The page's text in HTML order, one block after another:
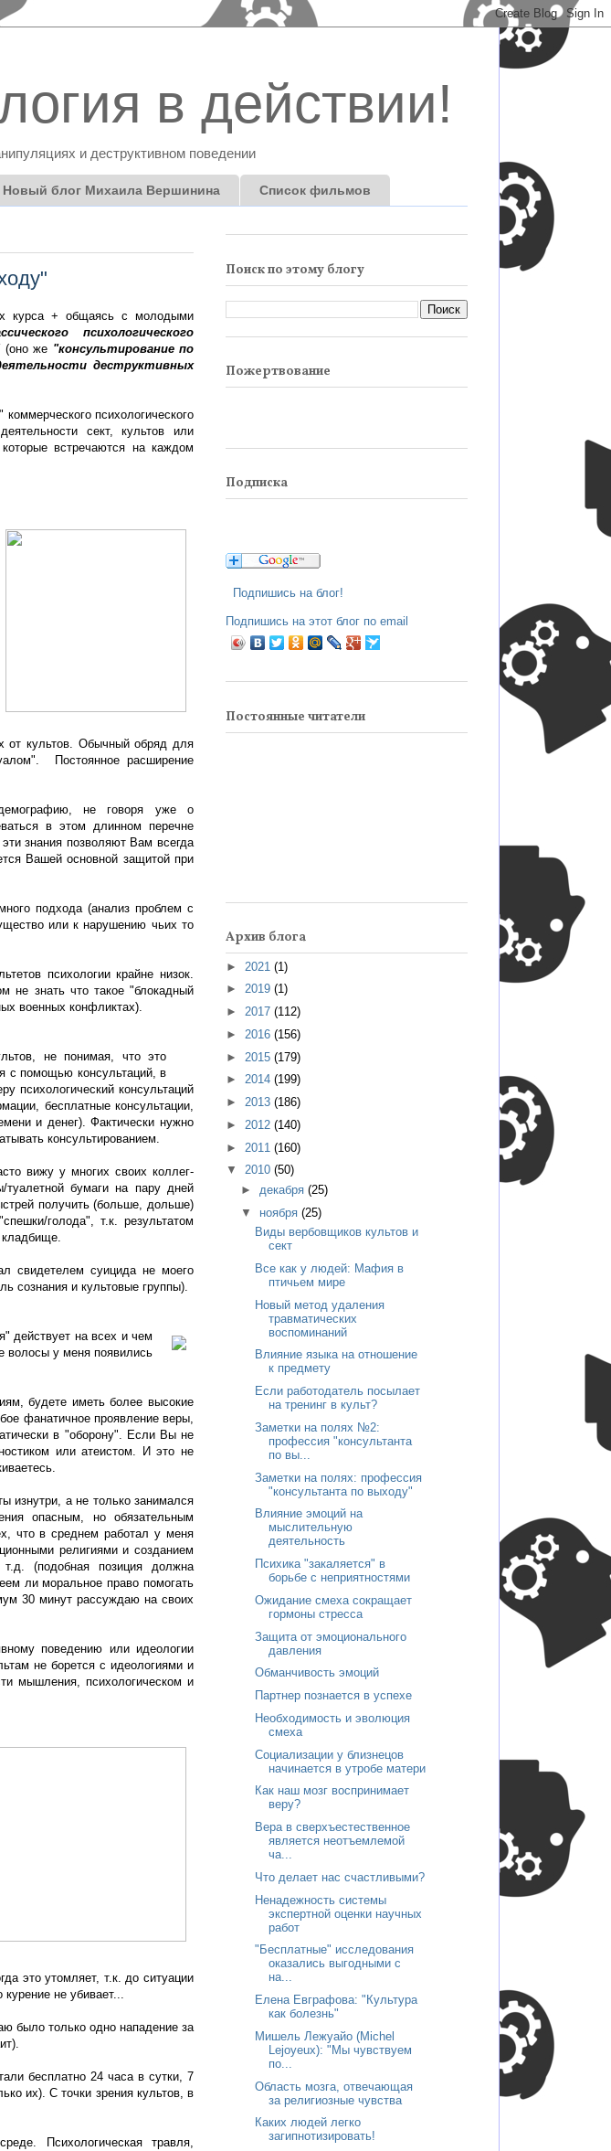
в действии!
и деструктивном поведении
Новый блог Михаила Вершинина Список фильмов
курса + общаясь с молодыми
психологического
(оно же "консультирование по
деструктивных
психологического
сект, культов или
встречаются на каждом
от культов. Обычный обряд для
Постоянное расширение
не говоря уже о
в этом длинном перечне
знания позволяют Вам всегда
Вашей основной защитой при
подхода (анализ проблем с
или к нарушению чьих то
психологии крайне низок.
не знать что такое "блокадный
военных конфликтах).
не понимая, что это
с помощью консультаций, в
психологический консультаций
бесплатные консультации,
и денег). Фактически нужно
консультированием.
вижу у многих своих коллег-
бумаги на пару дней
получить (больше, дольше)
голода", т.к. результатом
кладбище.
свидетелем суицида не моего
сознания и культовые группы).
действует на всех и чем
волосы у меня появились
будете иметь более высокие
фанатичное проявление веры,
в "оборону". Если Вы не
или атеистом. И это не
изнутри, а не только занимался
опасным, но обязательным
что в среднем работал у меня
религиями и созданием
(подобная позиция должна
ли моральное право помогать
30 минут рассуждаю на своих
поведению или идеологии
не борется с идеологиями и
мышления, психологическом и
это утомляет, т.к. до ситуации
не убивает...
было только одно нападение за
бесплатно 24 часа в сутки, 7
их). С точки зрения культов, в
Психологическая травля,
Поиск по этому блогу
Пожертвование
Подписка
Подпишись на блог!
Подпишись на этот блог по email
Постоянные читатели
Архив блога
► 2021 (1)
► 2019 (1)
► 2017 (112)
► 2016 (156)
► 2015 (179)
► 2014 (199)
► 2013 (186)
► 2012 (140)
► 2011 (160)
▼ 2010 (50)
► декабря (25)
▼ ноября (25)
Виды вербовщиков культов и
сект
Все как у людей: Мафия в
птичьем мире
Новый метод удаления
травматических
воспоминаний
Влияние языка на отношение
к предмету
Если работодатель посылает
на тренинг в культ?
Заметки на полях №2:
профессия "консультанта
по вы...
Заметки на полях: профессия
"консультанта по выходу"
Влияние эмоций на
мыслительную
деятельность
Психика "закаляется" в
борьбе с неприятностями
Ожидание смеха сокращает
гормоны стресса
Защита от эмоционального
давления
Обманчивость эмоций
Партнер познается в успехе
Необходимость и эволюция
смеха
Социализации у близнецов
начинается в утробе матери
Как наш мозг воспринимает
веру?
Вера в сверхъестественное
является неотъемлемой
ча...
Что делает нас счастливыми?
Ненадежность системы
экспертной оценки научных
работ
"Бесплатные" исследования
оказались выгодными с
на...
Елена Евграфова: "Культура
как болезнь"
Мишель Лежуайо (Michel
Lejoyeux): "Мы чувствуем
по...
Область мозга, отвечающая
за религиозные чувства
Каких людей легко
загипнотизировать!